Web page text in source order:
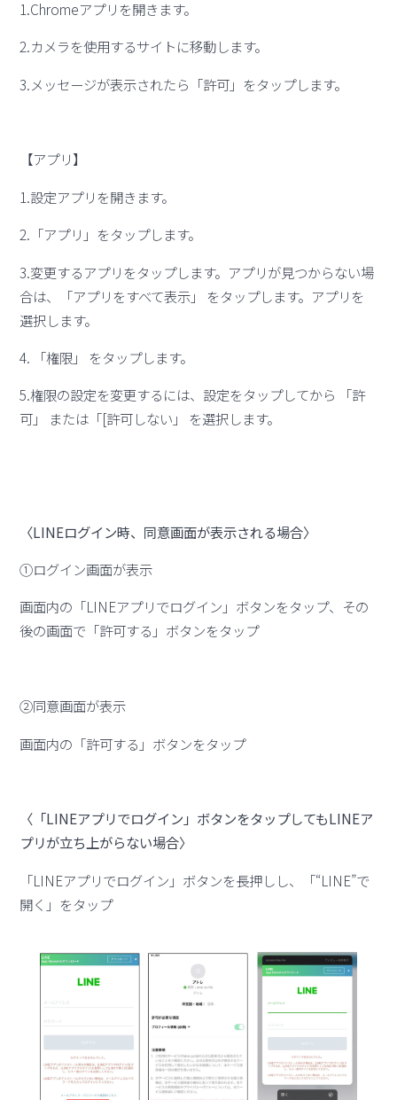
1.Chromeアプリを開きます。
2.カメラを使用するサイトに移動します。
3.メッセージが表示されたら「許可」をタップします。
【アプリ】
1.設定アプリを開きます。
2.「アプリ」をタップします。
3.変更するアプリをタップします。アプリが見つからない場
合は、「アプリをすべて表示」 をタップします。アプリを
選択します。
4. 「権限」 をタップします。
5.権限の設定を変更するには、設定をタップしてから 「許
可」 または「[許可しない」 を選択します。
〈LINEログイン時、同意画面が表示される場合〉
①ログイン画面が表示
画面内の「LINEアプリでログイン」ボタンをタップ、その
後の画面で「許可する」ボタンをタップ
②同意画面が表示
画面内の「許可する」ボタンをタップ
〈「LINEアプリでログイン」ボタンをタップしてもLINEア
プリが立ち上がらない場合〉
「LINEアプリでログイン」ボタンを長押しし、「“LINE”で
開く」をタップ